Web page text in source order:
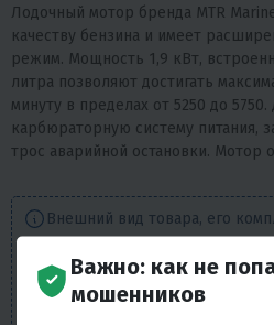
Лодочный мотор бренда MTR
качеству бензина и имеет
режим. Мощность 1,9 кВт,
литра позволяют достигать
минуту в пределах от 5250 до 5750.
карбюраторную систему питания,
трос аварийной остановки. Мотор
Внешний вид товара, его
характеристики могут
предварительных
справочно-ознакомительный
Важно: как не
мошенников